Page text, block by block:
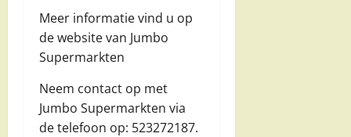
Meer informatie vind u op
de website van Jumbo
Supermarkten
Neem contact op met
Jumbo Supermarkten via
de telefoon op: 523272187.